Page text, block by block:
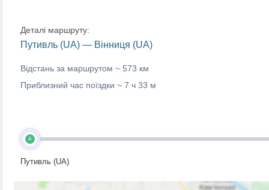
Деталі маршруту:
Путивль (UA) — Вінниця (UA)
Відстань за маршрутом ~ 573 км
Приблизний час поїздки ~ 7 ч 33 м
A
Путивль (UA)